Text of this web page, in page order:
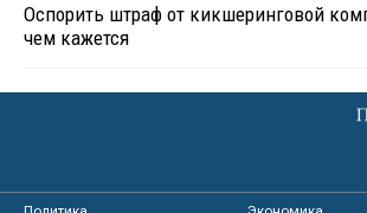
Оспорить штраф от кикшеринговой
чем кажется